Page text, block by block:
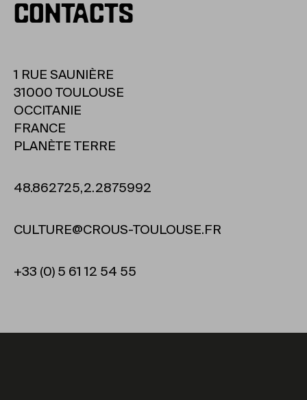
CONTACTS
1 RUE SAUNIÈRE
31000 TOULOUSE
OCCITANIE
FRANCE
PLANÈTE TERRE
48.862725,2.2875992
CULTURE@CROUS-TOULOUSE.FR
+33 (0) 5 61 12 54 55